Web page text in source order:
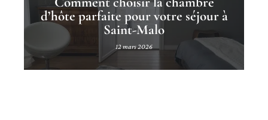
d’hôte parfaite pour votre séjour à
Saint-Malo
12 mars 2026